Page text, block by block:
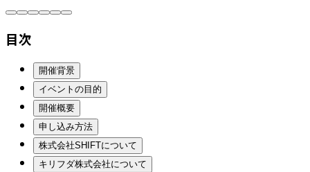
目次
開催背景
イベントの目的
開催概要
申し込み方法
株式会社SHIFTについて
キリフダ株式会社について